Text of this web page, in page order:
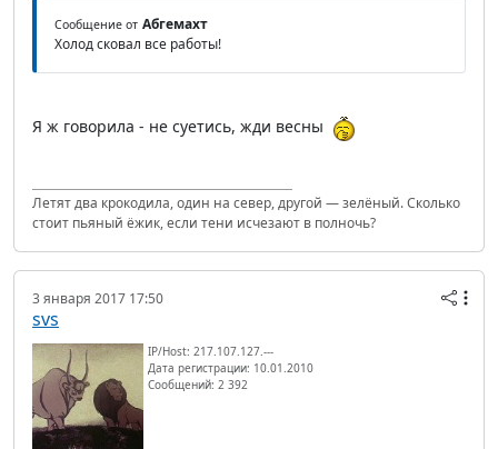
Сообщение от Абгемахт
Холод сковал все работы!
Я ж говорила - не суетись, жди весны
Летят два крокодила, один на север, другой — зелёный. Сколько
стоит пьяный ёжик, если тени исчезают в полночь?
3 января 2017 17:50
svs
IP/Host: 217.107.127.---
Дата регистрации: 10.01.2010
Сообщений: 2 392